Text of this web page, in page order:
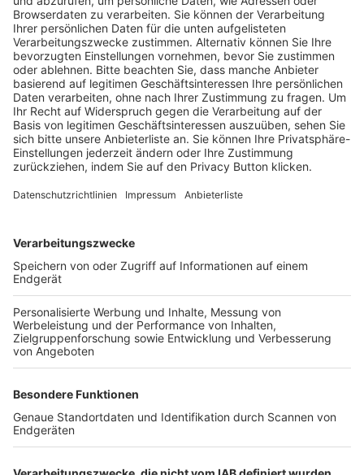
Pässe und Vereinswechsel
Trainerausbildung
Schulungsangebot Vereinsmitarbeiter
BFV-Geschäftsstellen
Trainerbörse
Login SpielPlus
FOLGE DEM BFV
TOP-VEREINE
TOP-PARTNER